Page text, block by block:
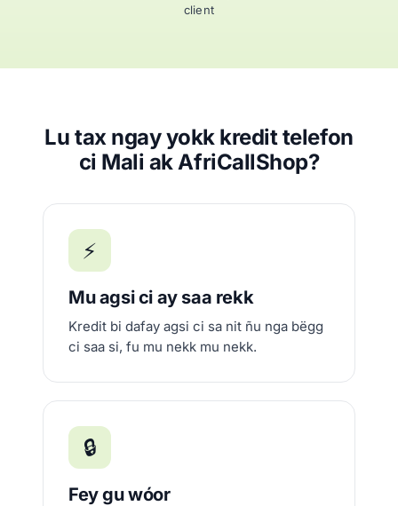
client
Lu tax ngay yokk kredit telefon
ci Mali ak AfriCallShop?
⚡
Mu agsi ci ay saa rekk
Kredit bi dafay agsi ci sa nit ñu nga bëgg
ci saa si, fu mu nekk mu nekk.
🔒
Fey gu wóor